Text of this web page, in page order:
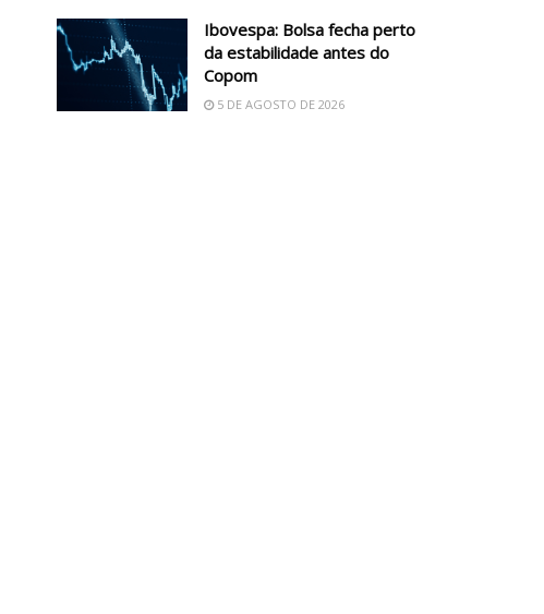
Ibovespa: Bolsa fecha perto
da estabilidade antes do
Copom
5 DE AGOSTO DE 2026